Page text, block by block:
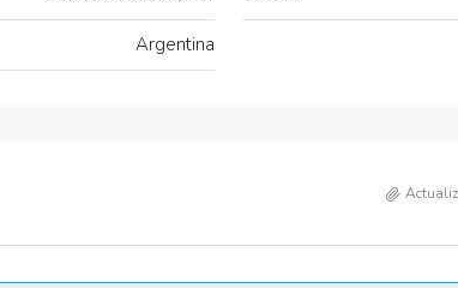
Argentina